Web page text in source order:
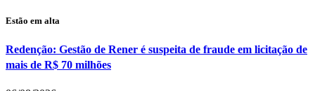
Estão em alta
Redenção: Gestão de Rener é suspeita de fraude em licitação de
mais de R$ 70 milhões